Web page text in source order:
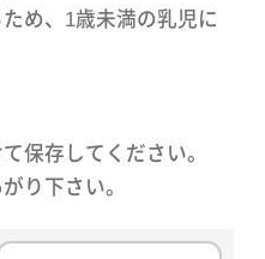
め、1歳未満の乳児に
保存してください。
り下さい。